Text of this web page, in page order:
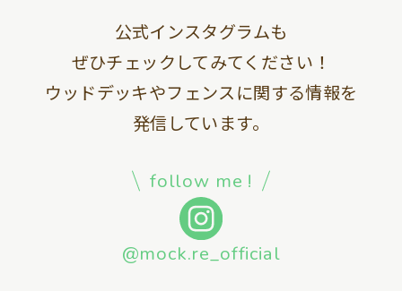
公式インスタグラムも
ぜひチェックしてみてください！
ウッドデッキやフェンスに関する情報を
発信しています。
follow me !
@mock.re_official